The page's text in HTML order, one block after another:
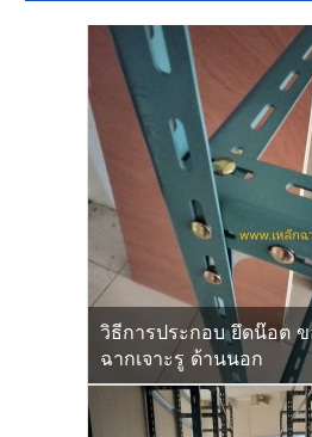
วิธีการประกอบ ยึดน๊อต
ฉากเจาะรู ด้านนอก